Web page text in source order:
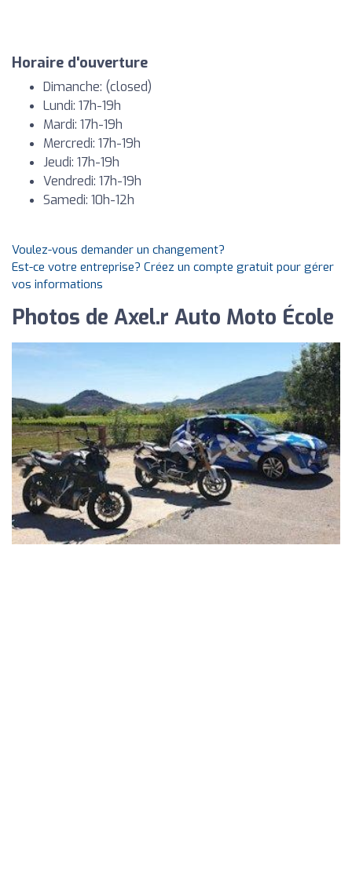
Horaire d'ouverture
Dimanche: (closed)
Lundi: 17h-19h
Mardi: 17h-19h
Mercredi: 17h-19h
Jeudi: 17h-19h
Vendredi: 17h-19h
Samedi: 10h-12h
Voulez-vous demander un changement?
Est-ce votre entreprise? Créez un compte gratuit pour gérer
vos informations
Photos de Axel.r Auto Moto École